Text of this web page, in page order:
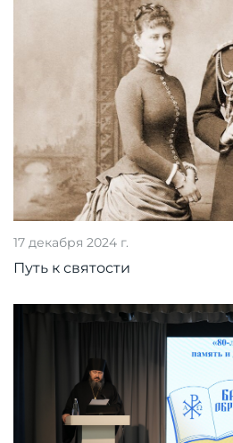
17 декабря 2024 г.
Путь к святости